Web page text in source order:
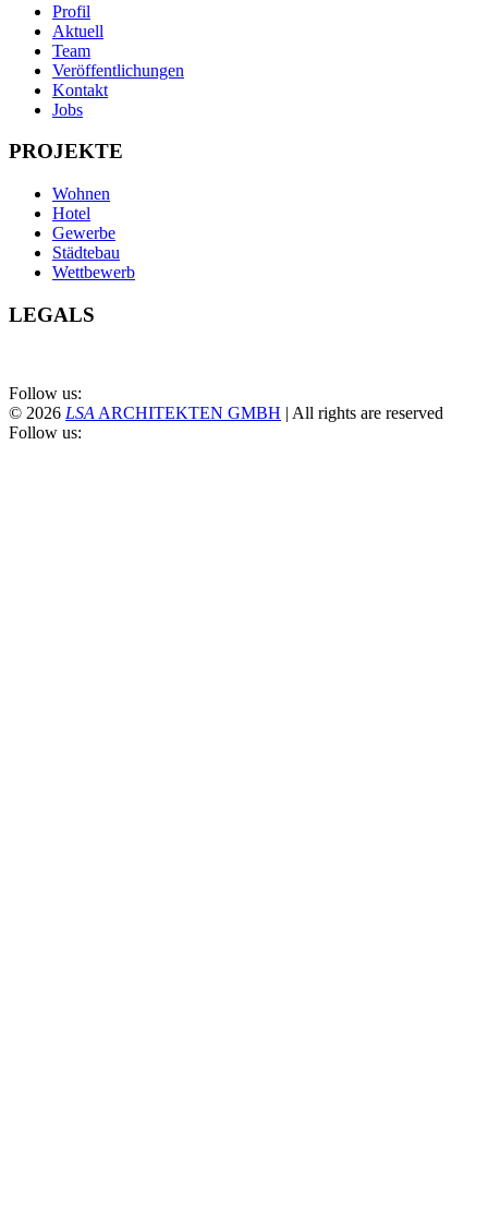
Profil
Aktuell
Team
Veröffentlichungen
Kontakt
Jobs
PROJEKTE
Wohnen
Hotel
Gewerbe
Städtebau
Wettbewerb
LEGALS
Follow us:
© 2026 LSAARCHITEKTEN GMBH
All rights are reserved
Follow us: